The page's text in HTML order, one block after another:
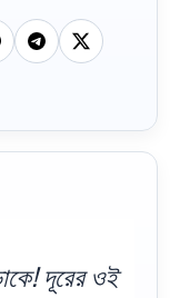
দূরের ওই